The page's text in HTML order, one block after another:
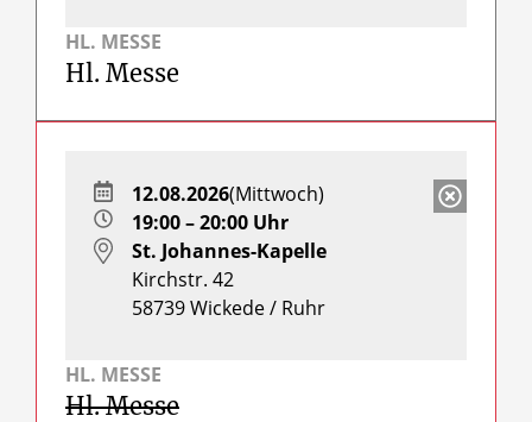
HL. MESSE
Hl. Messe
HL. MESSE
Hl. Messe
12.08.2026(Mittwoch)
19:00 – 20:00 Uhr
St. Johannes-Kapelle
Kirchstr. 42
58739Wickede / Ruhr